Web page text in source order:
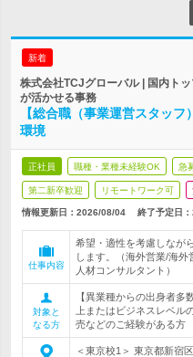
新着
株式会社TCJグローバル | 国内ト
が活かせる事務
【総合職（事業運営スタッ
環境
正社員 職種・業種未経験OK 急
第二新卒歓迎 リモートワーク可
情報更新日：2026/08/04 終了予定日：
仕事内容
希望・適性を考慮しなが
します。（海外営業/海
人材コンサルタント）
対象と
なる方
【異業種からの出身者
上またはビジネスレベ
売などのご経験がある方
＜東京校1＞ 東京都新宿